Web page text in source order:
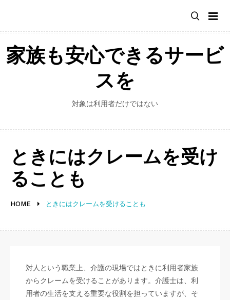
content
家族も安心できるサービ
スを
対象は利用者だけではない
HOME ときにはクレームを受けることも
ときにはクレームを受け
ることも
対人という職業上、介護の現場ではときに利用者家族
からクレームを受けることがあります。介護士は、利
用者の生活を支える重要な役割を担っていますが、そ